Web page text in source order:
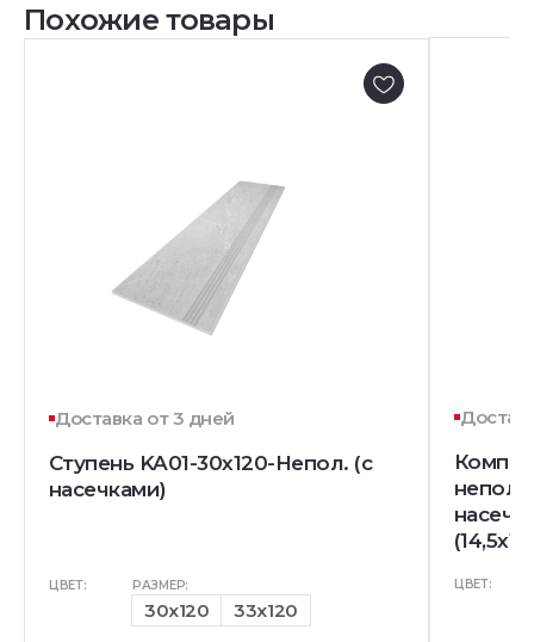
Похожие товары
Доставка от 3 дней
Ступень KA01-30x120-Непол. (с
насечками)
ЦВЕТ: РАЗМЕР:
30x120 33x120
непол.
ЦВЕТ: